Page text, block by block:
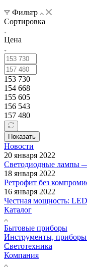
Фильтр
Сортировка
Цена
153 730
154 668
155 605
156 543
157 480
Показать
Новости
20 января 2022
Светодиодные лампы
18 января 2022
Ретрофит без
16 января 2022
Честная мощность:
Каталог
Бытовые приборы
Инструменты, приборы
Светотехника
Компания